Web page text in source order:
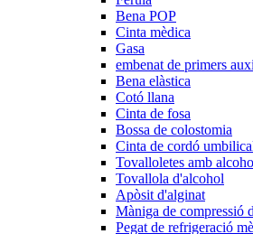
Bena POP
Cinta mèdica
Gasa
embenat de primers
Bena elàstica
Cotó llana
Cinta de fosa
Bossa de colostomia
Cinta de cordó
Tovalloletes amb
Tovallola d'alcohol
Apòsit d'alginat
Màniga de compressió
Pegat de refrigeració